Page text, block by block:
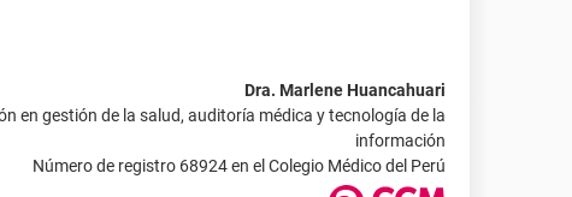
Dra. Marlene Huancahuari
en gestión de la salud, auditoría médica y tecnología de la
información
Número de registro 68924 en el Colegio Médico del Perú